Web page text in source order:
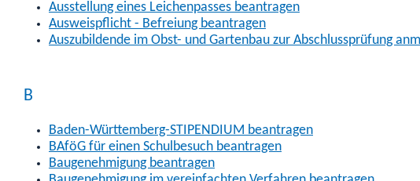
Ausstellung eines Leichenpasses beantragen
Ausweispflicht - Befreiung beantragen
Auszubildende im Obst- und Gartenbau zur Abschlussprüfung
B
Baden-Württemberg-STIPENDIUM beantragen
BAföG für einen Schulbesuch beantragen
Baugenehmigung beantragen